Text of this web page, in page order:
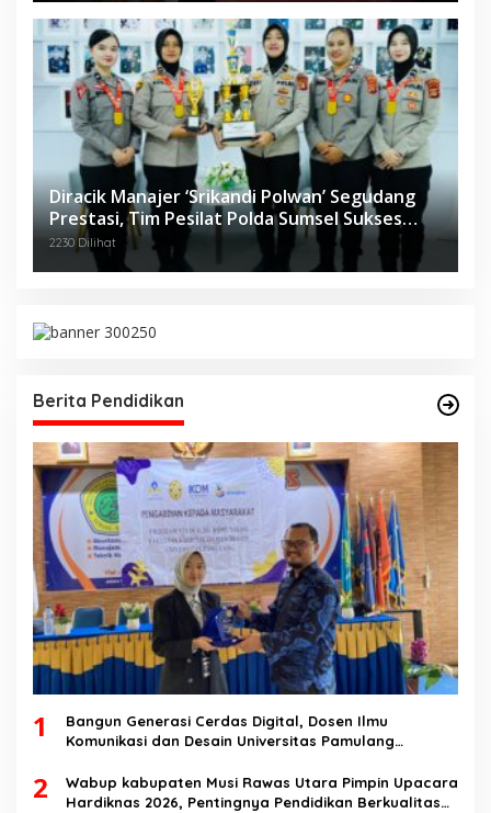
Diracik Manajer ‘Srikandi Polwan’ Segudang
Prestasi, Tim Pesilat Polda Sumsel Sukses
Diajang Kejurnas Menpora Cup II 2024
2230 Dilihat
Berita Pendidikan
1
Bangun Generasi Cerdas Digital, Dosen Ilmu
Komunikasi dan Desain Universitas Pamulang
Speech di SMK Ikhlas Jawilan
2
Wabup kabupaten Musi Rawas Utara Pimpin Upacara
Hardiknas 2026, Pentingnya Pendidikan Berkualitas